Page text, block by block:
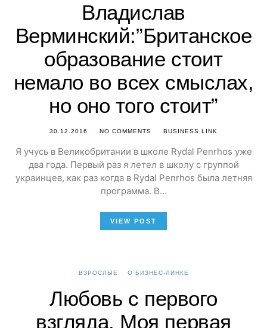
Владислав
Верминский:”Британское
образование стоит
немало во всех смыслах,
но оно того стоит”
30.12.2016 NO COMMENTS BUSINESS LINK
Я учусь в Великобритании в школе Rydal Penrhos уже
два года. Первый раз я летел в школу с группой
украинцев, как раз когда в Rydal Penrhos была летняя
программа. В…
VIEW POST
ВЗРОСЛЫЕ О БИЗНЕС-ЛИНКЕ
Любовь с первого
взгляда. Моя первая